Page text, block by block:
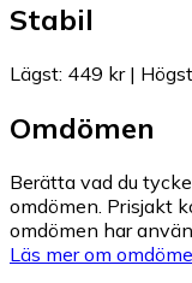
Stabil
Lägst: 449 kr| Högst
Omdömen
Berätta vad du
omdömen. Prisjakt
omdömen har
Läs mer om